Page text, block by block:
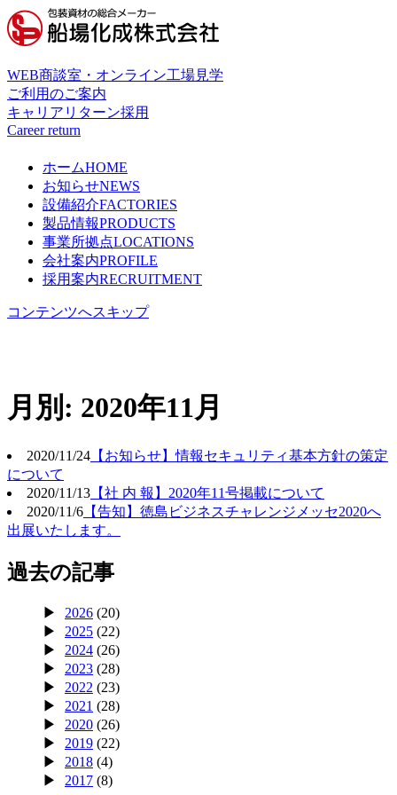
WEB商談室・オンライン工場見学
ご利用のご案内
キャリアリターン採用
Career return
ホームHOME
お知らせNEWS
設備紹介FACTORIES
製品情報PRODUCTS
事業所拠点LOCATIONS
会社案内PROFILE
採用案内RECRUITMENT
コンテンツへスキップ
月別: 2020年11月
2020/11/24 【お知らせ】情報セキュリティ基本方針の策定
について
2020/11/13 【社 内 報】2020年11号掲載について
2020/11/6 【告知】徳島ビジネスチャレンジメッセ2020へ
出展いたします。
過去の記事
2026 (20)
2025 (22)
2024 (26)
2023 (28)
2022 (23)
2021 (28)
2020 (26)
2019 (22)
2018 (4)
2017 (8)